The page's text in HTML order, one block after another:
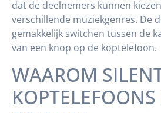
dat de deelnemers kunnen
verschillende muziekgenres. De
gemakkelijk switchen tussen de
van een knop op de koptelefoon.
WAAROM